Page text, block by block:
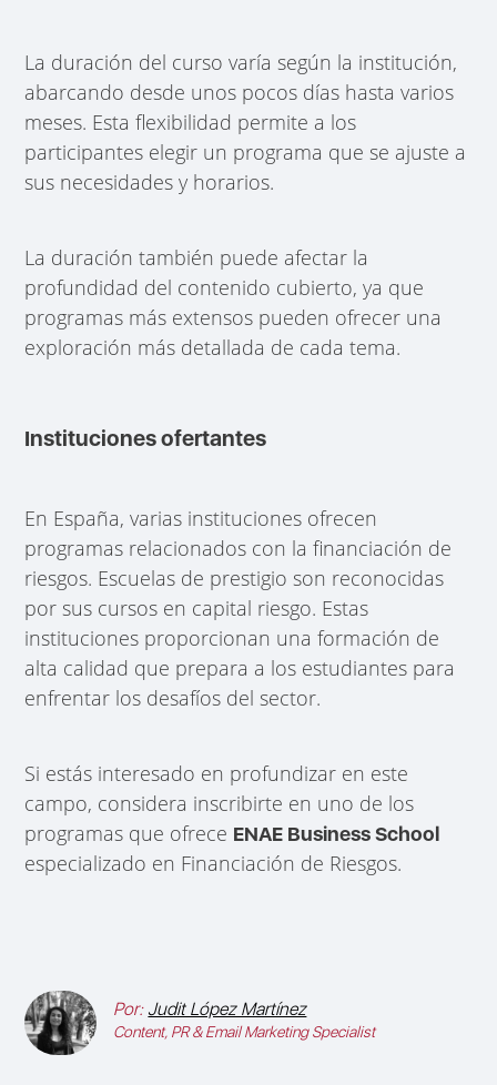
La duración del curso varía según la institución,
abarcando desde unos pocos días hasta varios
meses. Esta flexibilidad permite a los
participantes elegir un programa que se ajuste a
sus necesidades y horarios.
La duración también puede afectar la
profundidad del contenido cubierto, ya que
programas más extensos pueden ofrecer una
exploración más detallada de cada tema.
Instituciones ofertantes
En España, varias instituciones ofrecen
programas relacionados con la financiación de
riesgos. Escuelas de prestigio son reconocidas
por sus cursos en capital riesgo. Estas
instituciones proporcionan una formación de
alta calidad que prepara a los estudiantes para
enfrentar los desafíos del sector.
Si estás interesado en profundizar en este
campo, considera inscribirte en uno de los
programas que ofrece ENAE Business School
especializado en Financiación de Riesgos.
Por: Judit López Martínez
Content, PR & Email Marketing Specialist